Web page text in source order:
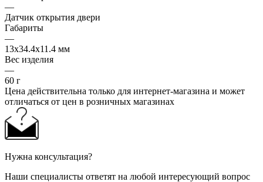
—
Датчик открытия двери
Габариты
—
13x34.4x11.4 мм
Вес изделия
—
60 г
Цена действительна только для интернет-магазина и может
отличаться от цен в розничных магазинах
Нужна консультация?
Наши специалисты ответят на любой интересующий вопрос